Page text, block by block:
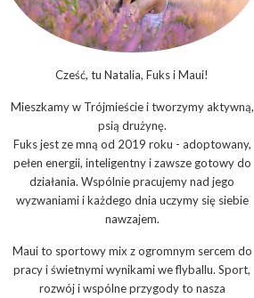
Cześć, tu Natalia, Fuks i Maui!
Mieszkamy w Trójmieście i tworzymy aktywną,
psią drużynę.
Fuks jest ze mną od 2019 roku - adoptowany,
pełen energii, inteligentny i zawsze gotowy do
działania. Wspólnie pracujemy nad jego
wyzwaniami i każdego dnia uczymy się siebie
nawzajem.
Maui to sportowy mix z ogromnym sercem do
pracy i świetnymi wynikami we flyballu. Sport,
rozwój i wspólne przygody to nasza